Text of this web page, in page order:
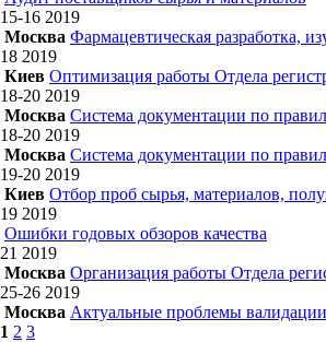
15-16 2019
Москва Фармацевтическая разработка,
18 2019
Киев Оптимизация работы Отдела
18-20 2019
Москва Система документации по
18-20 2019
Москва Система документации по
19-20 2019
Киев Отбор проб сырья, материалов,
19 2019
Ошибки годовых обзоров качества
21 2019
Москва Организация работы Отдела
25-26 2019
Москва Актуальные проблемы
1 2 3